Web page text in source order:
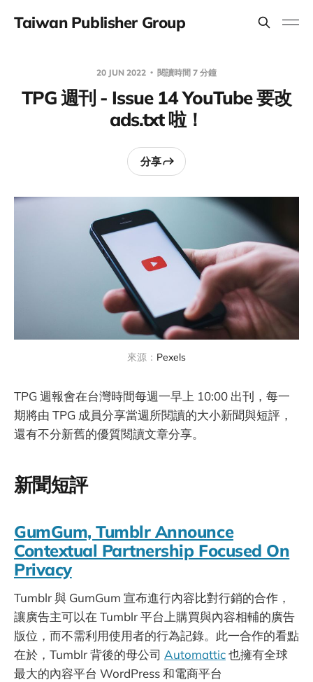
Taiwan Publisher Group
20 JUN 2022 閱讀時間 7 分鐘
TPG 週刊 - Issue 14 YouTube 要改
ads.txt 啦！
分享
來源： Pexels
TPG 週報會在台灣時間每週一早上 10:00 出刊，每一
期將由 TPG 成員分享當週所閱讀的大小新聞與短評，
還有不分新舊的優質閱讀文章分享。
新聞短評
GumGum, Tumblr Announce
Contextual Partnership Focused On
Privacy
Tumblr 與 GumGum 宣布進行內容比對行銷的合作，
讓廣告主可以在 Tumblr 平台上購買與內容相輔的廣告
版位，而不需利用使用者的行為記錄。此一合作的看點
在於，Tumblr 背後的母公司 Automattic也擁有全球
最大的內容平台 WordPress 和電商平台